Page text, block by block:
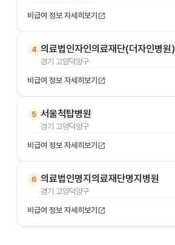
비급여 정보 자세히보기 open_in_new
4 의료법인자인의료재단(더자인병원)
경기 고양덕양구
비급여 정보 자세히보기 open_in_new
5 서울척탑병원
경기 고양덕양구
비급여 정보 자세히보기 open_in_new
6 의료법인명지의료재단명지병원
경기 고양덕양구
비급여 정보 자세히보기 open_in_new